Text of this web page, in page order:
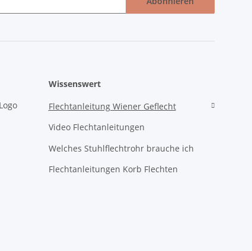
Wissenswert
Flechtanleitung Wiener Geflecht
Video Flechtanleitungen
Welches Stuhlflechtrohr brauche ich
Flechtanleitungen Korb Flechten